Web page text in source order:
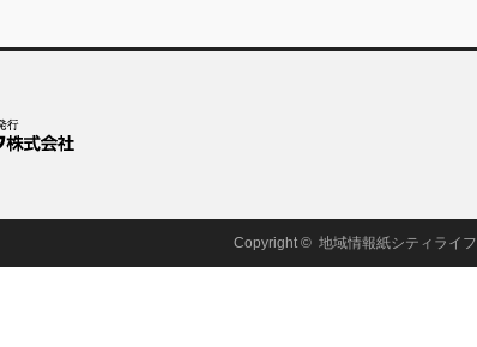
Copyright © 地域情報紙シティライフ